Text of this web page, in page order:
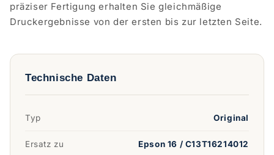
präziser Fertigung erhalten Sie gleichmäßige
Druckergebnisse von der ersten bis zur letzten Seite.
Technische Daten
Typ Original
Ersatz zu Epson 16 / C13T16214012